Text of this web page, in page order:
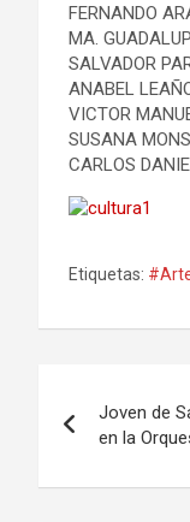
FERNANDO
MA.
SALVADOR
ANABEL
VICTOR
SUSANA
CARLOS
Etiquetas:
de
entradas
Joven de
en la